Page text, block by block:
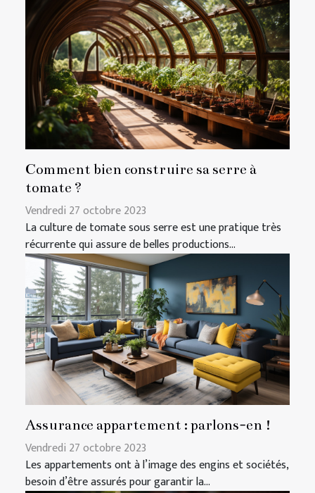
Comment bien construire sa serre à
tomate ?
Vendredi 27 octobre 2023
La culture de tomate sous serre est une pratique très
récurrente qui assure de belles productions...
Assurance appartement : parlons-en !
Vendredi 27 octobre 2023
Les appartements ont à l’image des engins et sociétés,
besoin d’être assurés pour garantir la...